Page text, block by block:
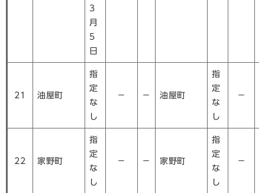
3
月
5
日
21 油屋町
指
定
な
し
－ － 油屋町
指
定
な
し
－
22 家野町
指
定
な
し
－ － 家野町
指
定
な
し
－